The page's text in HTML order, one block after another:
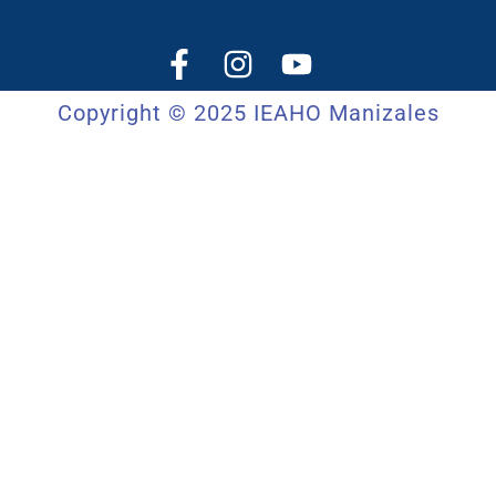
Copyright © 2025 IEAHO Manizales